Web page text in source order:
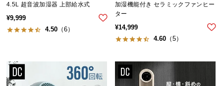
ョ
ッ
ガ
4.5L 超音波加湿器 上部給水式
¥9,999
4.50 （6）
加湿機能付き セラミックファンヒー
ター
¥14,999
4.60 （5）